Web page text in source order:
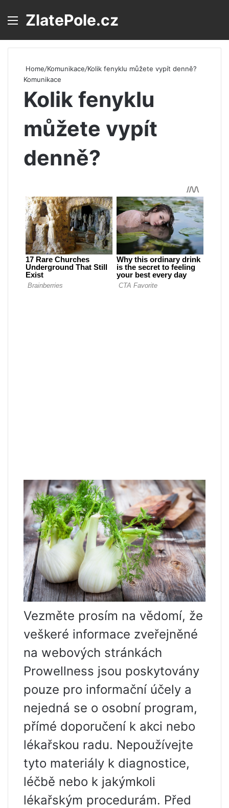
Menu
ZlatePole.cz
Home/Komunikace/Kolik fenyklu můžete vypít denně?
Komunikace
Kolik fenyklu
můžete vypít
denně?
Vezměte prosím na vědomí, že
veškeré informace zveřejněné
na webových stránkách
Prowellness jsou poskytovány
pouze pro informační účely a
nejedná se o osobní program,
přímé doporučení k akci nebo
lékařskou radu. Nepoužívejte
tyto materiály k diagnostice,
léčbě nebo k jakýmkoli
lékařským procedurám. Před